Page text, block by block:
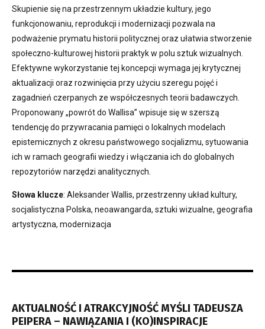
Skupienie się na przestrzennym układzie kultury, jego
funkcjonowaniu, reprodukcji i modernizacji pozwala na
podważenie prymatu historii politycznej oraz ułatwia stworzenie
społeczno-kulturowej historii praktyk w polu sztuk wizualnych.
Efektywne wykorzystanie tej koncepcji wymaga jej krytycznej
aktualizacji oraz rozwinięcia przy użyciu szeregu pojęć i
zagadnień czerpanych ze współczesnych teorii badawczych.
Proponowany „powrót do Wallisa” wpisuje się w szerszą
tendencję do przywracania pamięci o lokalnych modelach
epistemicznych z okresu państwowego socjalizmu, sytuowania
ich w ramach geografii wiedzy i włączania ich do globalnych
repozytoriów narzędzi analitycznych.
Słowa klucze: Aleksander Wallis, przestrzenny układ kultury,
socjalistyczna Polska, neoawangarda, sztuki wizualne, geografia
artystyczna, modernizacja
AKTUALNOŚĆ I ATRAKCYJNOŚĆ MYŚLI TADEUSZA
PEIPERA – NAWIĄZANIA I (KO)INSPIRACJE